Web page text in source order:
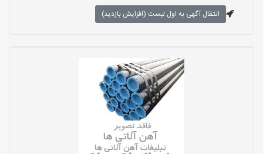
انتقال آگهی به اول لیست (افزایش بازدید)